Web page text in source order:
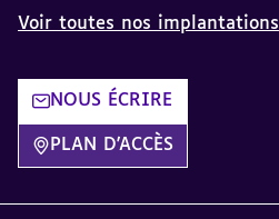
Voir toutes nos implantations
NOUS ÉCRIRE
PLAN D'ACCÈS